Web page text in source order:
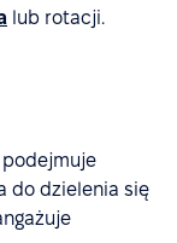
lub rotacji.
do dzielenia się